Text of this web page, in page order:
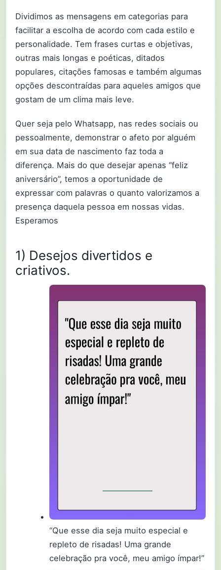
Dividimos as mensagens em categorias para
facilitar a escolha de acordo com cada estilo e
personalidade. Tem frases curtas e objetivas,
outras mais longas e poéticas, ditados
populares, citações famosas e também algumas
opções descontraídas para aqueles amigos que
gostam de um clima mais leve.
Quer seja pelo Whatsapp, nas redes sociais ou
pessoalmente, demonstrar o afeto por alguém
em sua data de nascimento faz toda a
diferença. Mais do que desejar apenas “feliz
aniversário”, temos a oportunidade de
expressar com palavras o quanto valorizamos a
presença daquela pessoa em nossas vidas.
Esperamos
1) Desejos divertidos e
criativos.
“Que esse dia seja muito especial e
repleto de risadas! Uma grande
celebração pra você, meu amigo ímpar!”